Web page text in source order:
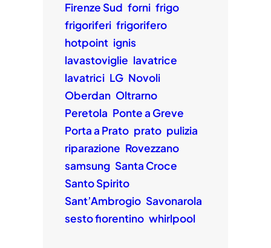
Firenze Sud forni frigo
frigoriferi frigorifero
hotpoint ignis
lavastoviglie lavatrice
lavatrici LG Novoli
Oberdan Oltrarno
Peretola Ponte a Greve
Porta a Prato prato pulizia
riparazione Rovezzano
samsung Santa Croce
Santo Spirito
Sant’Ambrogio Savonarola
sesto fiorentino whirlpool